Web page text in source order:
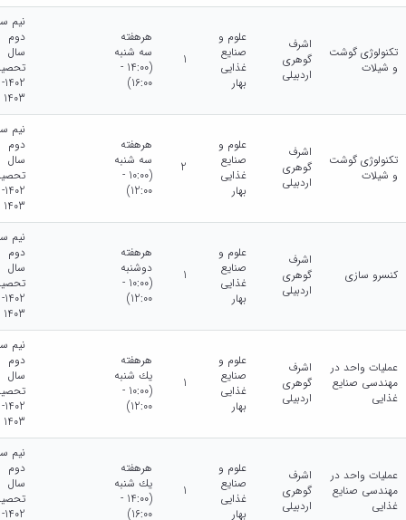
تکنولوژی گوشت
و شیلات
اشرف
گوهری
اردبیلی
علوم و
صنایع
غذایی
بهار
1
هرهفته
سه شنبه
(14:00 -
16:00)
نیم
دوم
سال
1402-
1403
تکنولوژی گوشت
و شیلات
اشرف
گوهری
اردبیلی
علوم و
صنایع
غذایی
بهار
2
هرهفته
سه شنبه
(10:00 -
12:00)
نیم
دوم
سال
1402-
1403
کنسرو سازی
اشرف
گوهری
اردبیلی
علوم و
صنایع
غذایی
بهار
1
هرهفته
دوشنبه
(10:00 -
12:00)
نیم
دوم
سال
1402-
1403
عملیات واحد در
مهندسی صنایع
غذایی
اشرف
گوهری
اردبیلی
علوم و
صنایع
غذایی
بهار
1
هرهفته
يك شنبه
(10:00 -
12:00)
نیم
دوم
سال
1402-
1403
عملیات واحد در
مهندسی صنایع
غذایی
اشرف
گوهری
اردبیلی
علوم و
صنایع
غذایی
بهار
1
هرهفته
يك شنبه
(14:00 -
16:00)
نیم
دوم
سال
1402-